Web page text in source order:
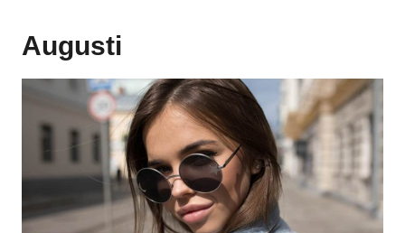
Augusti